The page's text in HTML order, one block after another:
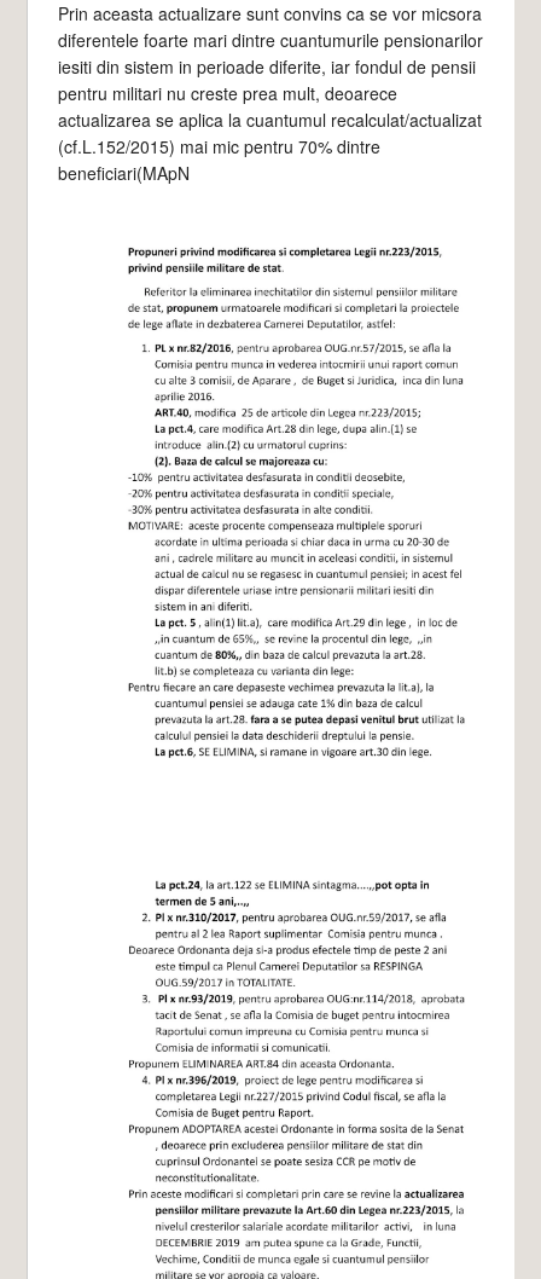
Prin aceasta actualizare sunt convins ca se vor micsora
diferentele foarte mari dintre cuantumurile pensionarilor
iesiti din sistem in perioade diferite, iar fondul de pensii
pentru militari nu creste prea mult, deoarece
actualizarea se aplica la cuantumul recalculat/actualizat
(cf.L.152/2015) mai mic pentru 70% dintre
beneficiari(MApN